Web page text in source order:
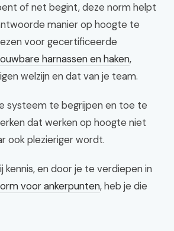
of net begint, deze norm helpt
manier op hoogte te
voor gecertificeerde
harnassen en haken,
welzijn en dat van je team.
systeem te begrijpen en toe te
dat werken op hoogte niet
ook plezieriger wordt.
kennis, en door je te verdiepen in
voor ankerpunten, heb je die